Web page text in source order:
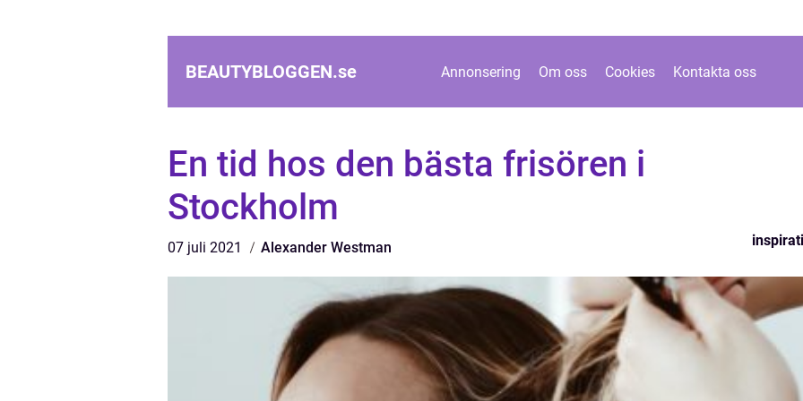
BEAUTYBLOGGEN.se Annonsering Om oss Cookies Kontakta oss
En tid hos den bästa frisören i
Stockholm
07 juli 2021 Alexander Westman